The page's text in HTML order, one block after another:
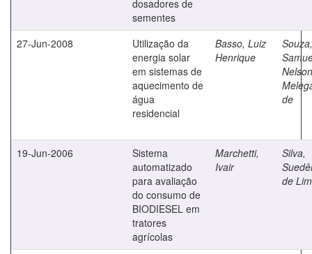
dosadores de
sementes
27-Jun-2008
Utilização da
energia solar
em sistemas de
aquecimento de
água
residencial
Basso, Luiz
Henrique
Souza,
Nelson
de
19-Jun-2006
Sistema
automatizado
para avaliação
do consumo de
BIODIESEL em
tratores
agrícolas
Marchetti,
Ivair
Silva,
de